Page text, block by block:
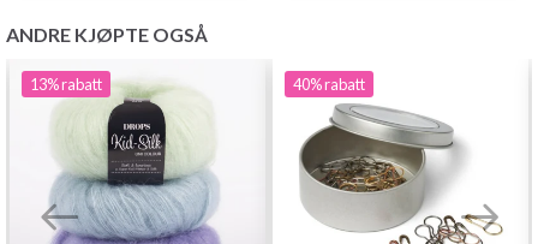
ANDRE KJØPTE OGSÅ
13%rabatt 40%rabatt